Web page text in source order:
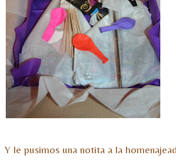
Y le pusimos una notita a la